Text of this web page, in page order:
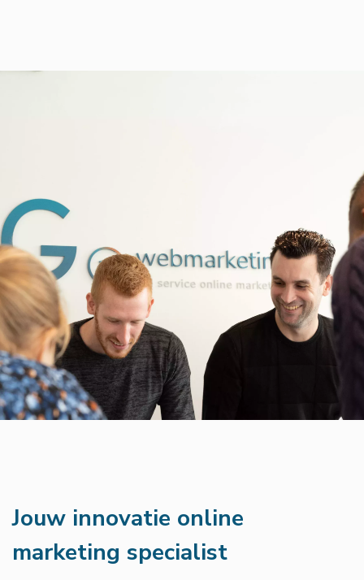
Jouw innovatie online
marketing specialist